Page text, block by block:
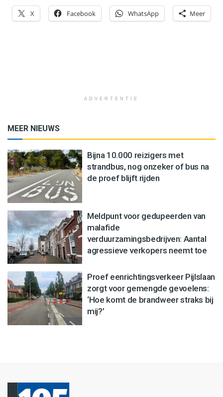
X Facebook WhatsApp Meer
ADVERTENTIE
MEER NIEUWS
Bijna 10.000 reizigers met
strandbus, nog onzeker of bus na
de proef blijft rijden
Meldpunt voor gedupeerden van
malafide
verduurzamingsbedrijven: Aantal
agressieve verkopers neemt toe
Proef eenrichtingsverkeer Pijlslaan
zorgt voor gemengde gevoelens:
‘Hoe komt de brandweer straks bij
mij?’